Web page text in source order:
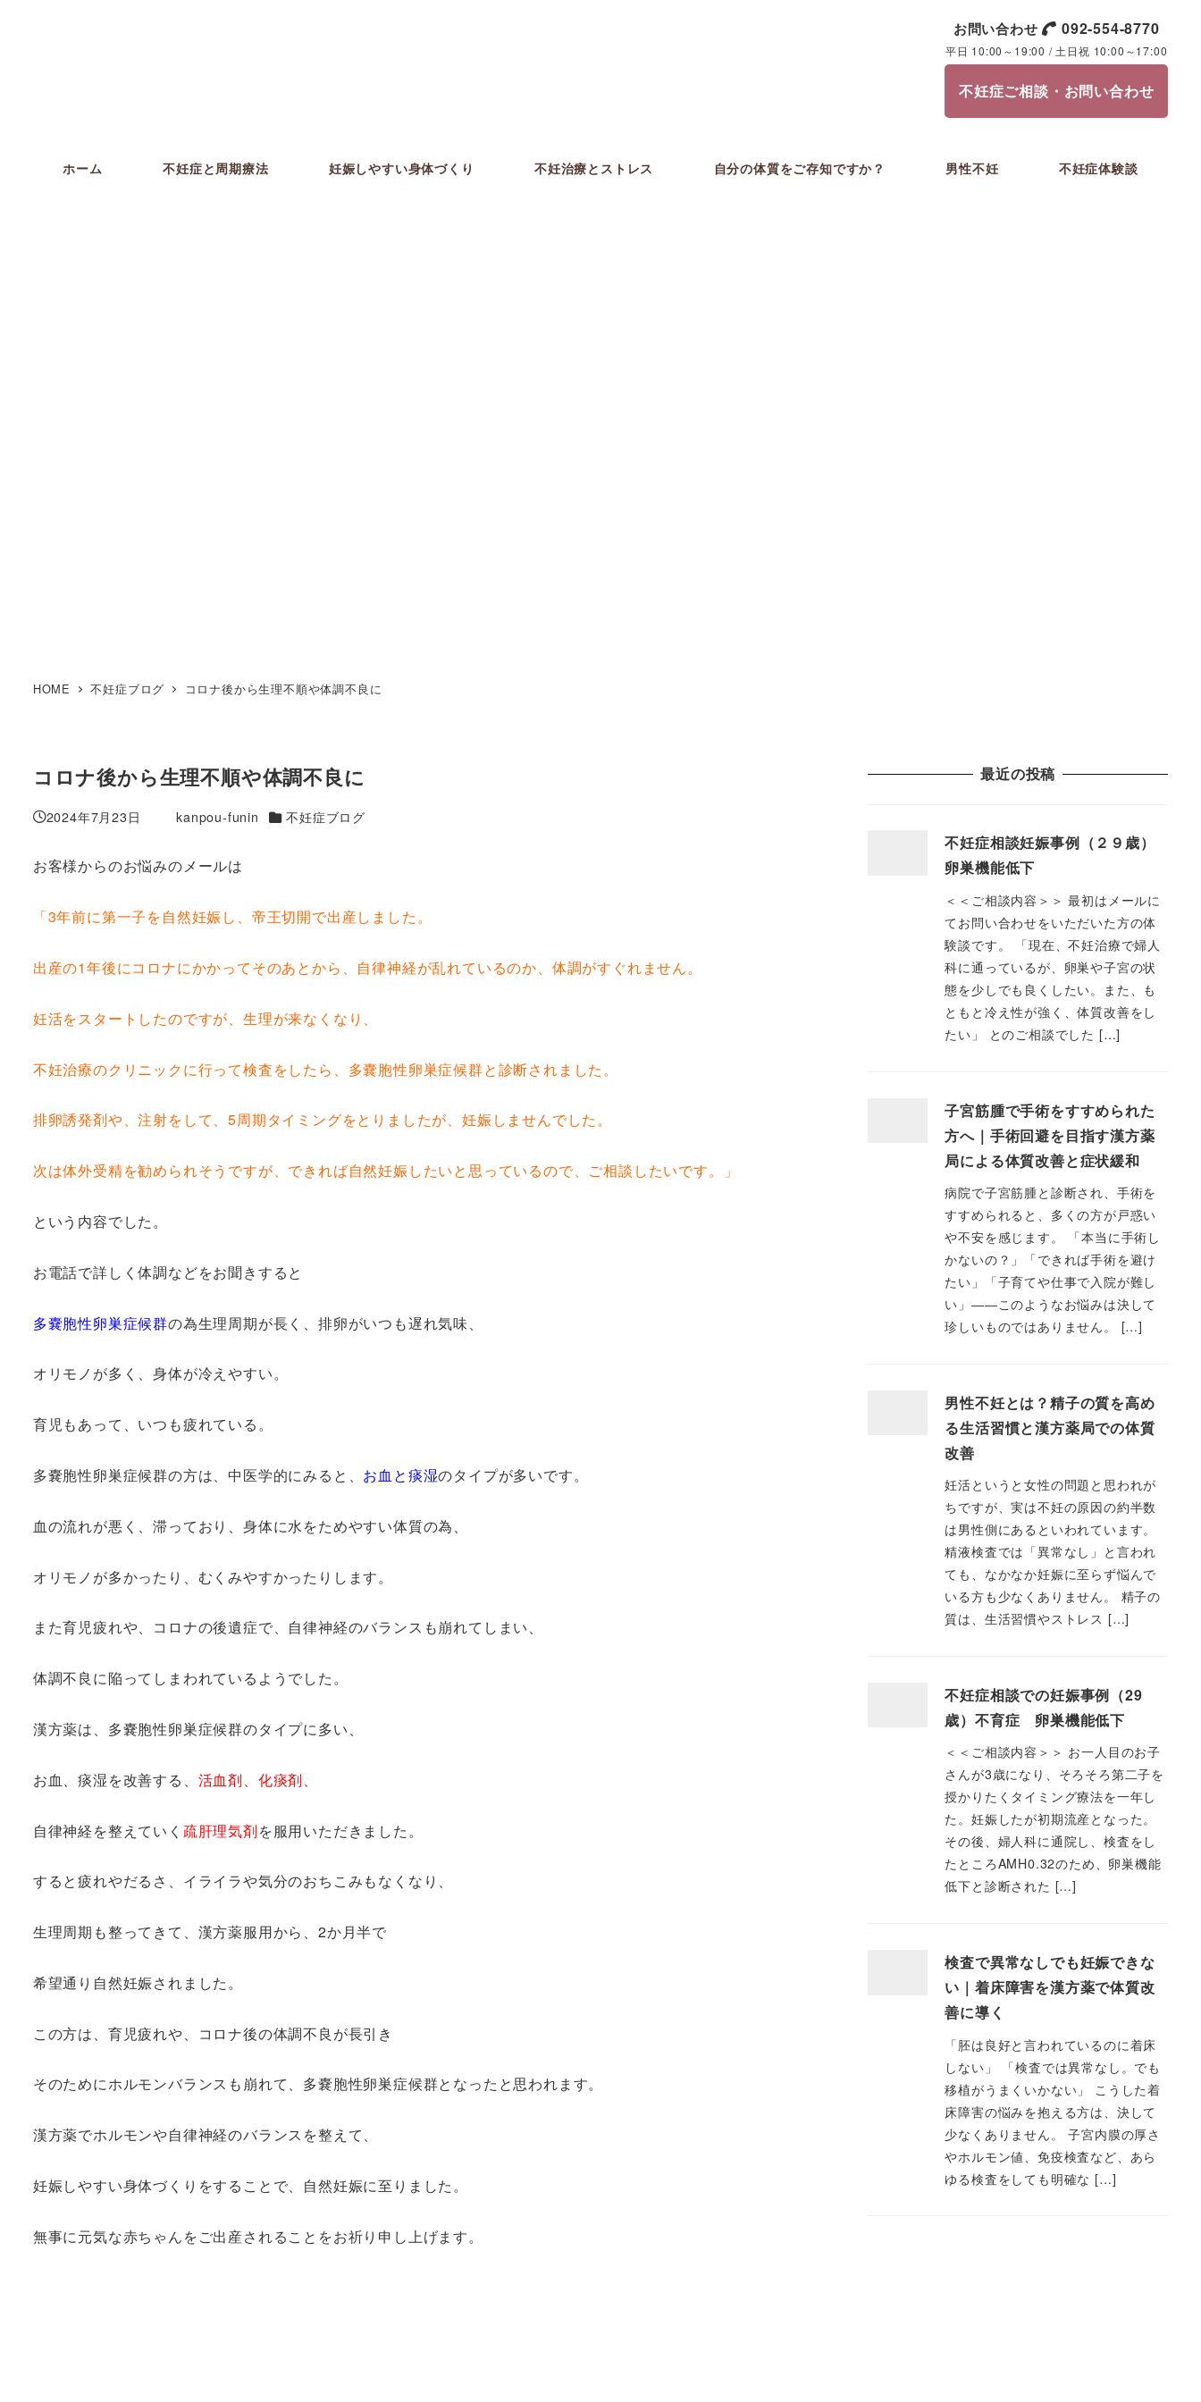
お問い合わせ 092-554-8770
平日 10:00～19:00 / 土日祝 10:00～17:00
不妊症ご相談・お問い合わせ
ホーム 不妊症と周期療法 妊娠しやすい身体づくり 不妊治療とストレス 自分の体質をご存知ですか？ 男性不妊 不妊症体験談
HOME 不妊症ブログ コロナ後から生理不順や体調不良に
コロナ後から生理不順や体調不良に
投稿日
2024年7月23日 kanpou-funin カテゴリー
不妊症ブログ
お客様からのお悩みのメールは
「3年前に第一子を自然妊娠し、帝王切開で出産しました。
出産の1年後にコロナにかかってそのあとから、自律神経が乱れているのか、体調がすぐれません。
妊活をスタートしたのですが、生理が来なくなり、
不妊治療のクリニックに行って検査をしたら、多嚢胞性卵巣症候群と診断されました。
排卵誘発剤や、注射をして、5周期タイミングをとりましたが、妊娠しませんでした。
次は体外受精を勧められそうですが、できれば自然妊娠したいと思っているので、ご相談したいです。」
という内容でした。
お電話で詳しく体調などをお聞きすると
多嚢胞性卵巣症候群の為生理周期が長く、排卵がいつも遅れ気味、
オリモノが多く、身体が冷えやすい。
育児もあって、いつも疲れている。
多嚢胞性卵巣症候群の方は、中医学的にみると、 お血と痰湿のタイプが多いです。
血の流れが悪く、滞っており、身体に水をためやすい体質の為、
オリモノが多かったり、むくみやすかったりします。
また育児疲れや、コロナの後遺症で、自律神経のバランスも崩れてしまい、
体調不良に陥ってしまわれているようでした。
漢方薬は、多嚢胞性卵巣症候群のタイプに多い、
お血、痰湿を改善する、 活血剤、化痰剤、
自律神経を整えていく 疏肝理気剤を服用いただきました。
すると疲れやだるさ、イライラや気分のおちこみもなくなり、
生理周期も整ってきて、漢方薬服用から、2か月半で
希望通り自然妊娠されました。
この方は、育児疲れや、コロナ後の体調不良が長引き
そのためにホルモンバランスも崩れて、多嚢胞性卵巣症候群となったと思われます。
漢方薬でホルモンや自律神経のバランスを整えて、
妊娠しやすい身体づくりをすることで、自然妊娠に至りました。
無事に元気な赤ちゃんをご出産されることをお祈り申し上げます。
最近の投稿
不妊症相談妊娠事例（２９歳）
卵巣機能低下
＜＜ご相談内容＞＞ 最初はメールに
てお問い合わせをいただいた方の体
験談です。 「現在、不妊治療で婦人
科に通っているが、卵巣や子宮の状
態を少しでも良くしたい。また、も
ともと冷え性が強く、体質改善をし
たい」 とのご相談でした […]
子宮筋腫で手術をすすめられた
方へ｜手術回避を目指す漢方薬
局による体質改善と症状緩和
病院で子宮筋腫と診断され、手術を
すすめられると、多くの方が戸惑い
や不安を感じます。 「本当に手術し
かないの？」「できれば手術を避け
たい」「子育てや仕事で入院が難し
い」――このようなお悩みは決して
珍しいものではありません。 […]
男性不妊とは？精子の質を高め
る生活習慣と漢方薬局での体質
改善
妊活というと女性の問題と思われが
ちですが、実は不妊の原因の約半数
は男性側にあるといわれています。
精液検査では「異常なし」と言われ
ても、なかなか妊娠に至らず悩んで
いる方も少なくありません。 精子の
質は、生活習慣やストレス […]
不妊症相談での妊娠事例（29
歳）不育症 卵巣機能低下
＜＜ご相談内容＞＞ お一人目のお子
さんが3歳になり、そろそろ第二子を
授かりたくタイミング療法を一年し
た。妊娠したが初期流産となった。
その後、婦人科に通院し、検査をし
たところAMH0.32のため、卵巣機能
低下と診断された […]
検査で異常なしでも妊娠できな
い｜着床障害を漢方薬で体質改
善に導く
「胚は良好と言われているのに着床
しない」 「検査では異常なし。でも
移植がうまくいかない」 こうした着
床障害の悩みを抱える方は、決して
少なくありません。 子宮内膜の厚さ
やホルモン値、免疫検査など、あら
ゆる検査をしても明確な […]